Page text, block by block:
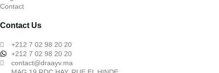
Contact
Contact Us
+212 7 02 98 20 20
+212 7 02 98 20 20
contact@draayv.ma